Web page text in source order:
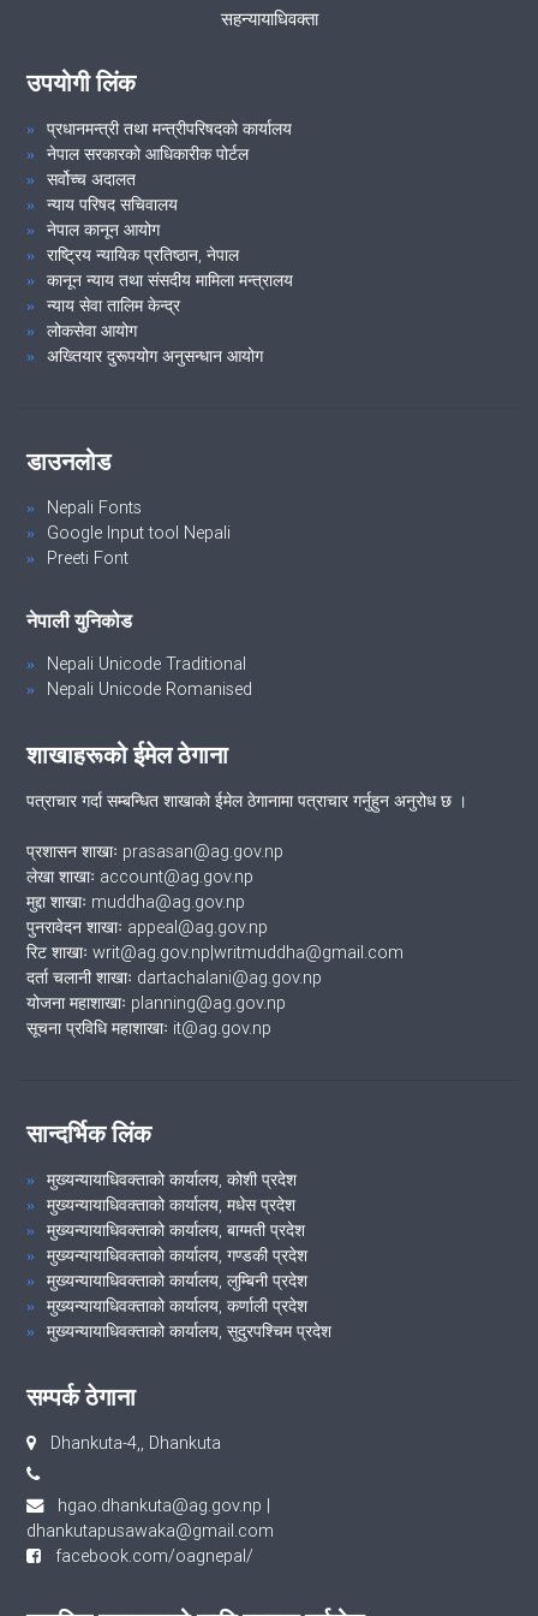
सहन्यायाधिवक्ता
उपयोगी लिंक
प्रधानमन्त्री तथा मन्त्रीपरिषदको कार्यालय
नेपाल सरकारको आधिकारीक पोर्टल
सर्वोच्च अदालत
न्याय परिषद सचिवालय
नेपाल कानून आयोग
राष्ट्रिय न्यायिक प्रतिष्ठान, नेपाल
कानून न्याय तथा संसदीय मामिला मन्त्रालय
न्याय सेवा तालिम केन्द्र
लोकसेवा आयोग
अख्तियार दुरूपयोग अनुसन्धान आयोग
डाउनलोड
Nepali Fonts
Google Input tool Nepali
Preeti Font
नेपाली युनिकोड
Nepali Unicode Traditional
Nepali Unicode Romanised
शाखाहरूको ईमेल ठेगाना
पत्राचार गर्दा सम्बन्धित शाखाको ईमेल ठेगानामा पत्राचार गर्नुहुन अनुरोध छ ।
प्रशासन शाखाः prasasan@ag.gov.np
लेखा शाखाः account@ag.gov.np
मुद्दा शाखाः muddha@ag.gov.np
पुनरावेदन शाखाः appeal@ag.gov.np
रिट शाखाः writ@ag.gov.np|writmuddha@gmail.com
दर्ता चलानी शाखाः dartachalani@ag.gov.np
योजना महाशाखाः planning@ag.gov.np
सूचना प्रविधि महाशाखाः it@ag.gov.np
सान्दर्भिक लिंक
मुख्यन्यायाधिवक्ताको कार्यालय, कोशी प्रदेश
मुख्यन्यायाधिवक्ताको कार्यालय, मधेस प्रदेश
मुख्यन्यायाधिवक्ताको कार्यालय, बाग्मती प्रदेश
मुख्यन्यायाधिवक्ताको कार्यालय, गण्डकी प्रदेश
मुख्यन्यायाधिवक्ताको कार्यालय, लुम्बिनी प्रदेश
मुख्यन्यायाधिवक्ताको कार्यालय, कर्णाली प्रदेश
मुख्यन्यायाधिवक्ताको कार्यालय, सुदुरपश्चिम प्रदेश
सम्पर्क ठेगाना
Dhankuta-4,, Dhankuta
hgao.dhankuta@ag.gov.np |
dhankutapusawaka@gmail.com
facebook.com/oagnepal/